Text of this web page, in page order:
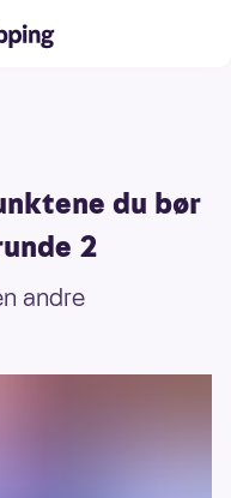
du bør
2
andre